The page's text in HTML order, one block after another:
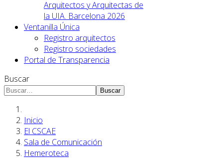
Arquitectos y Arquitectas de
la UIA. Barcelona 2026
Ventanilla Única
Registro arquitectos
Registro sociedades
Portal de Transparencia
Buscar
Buscar
Inicio
El CSCAE
Sala de Comunicación
Hemeroteca